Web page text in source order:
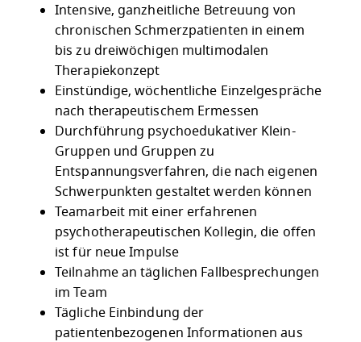
Intensive, ganzheitliche Betreuung von
chronischen Schmerzpatienten in einem
bis zu dreiwöchigen multimodalen
Therapiekonzept
Einstündige, wöchentliche Einzelgespräche
nach therapeutischem Ermessen
Durchführung psychoedukativer Klein-
Gruppen und Gruppen zu
Entspannungsverfahren, die nach eigenen
Schwerpunkten gestaltet werden können
Teamarbeit mit einer erfahrenen
psychotherapeutischen Kollegin, die offen
ist für neue Impulse
Teilnahme an täglichen Fallbesprechungen
im Team
Tägliche Einbindung der
patientenbezogenen Informationen aus